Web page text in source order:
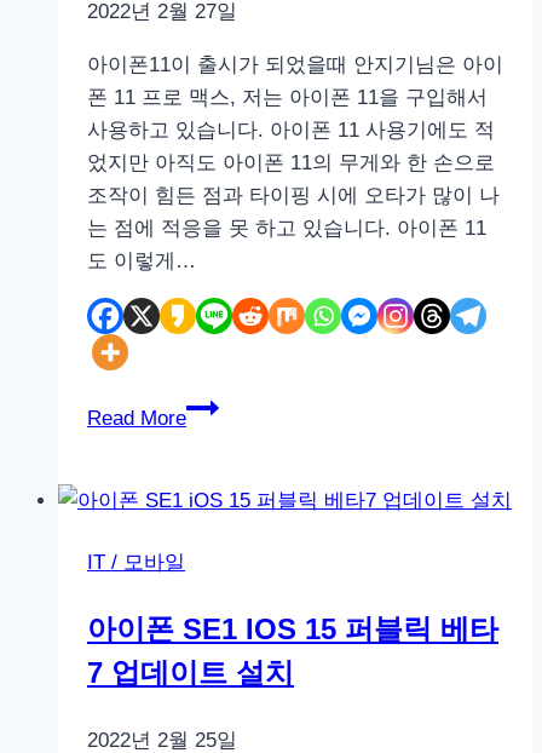
2022년 2월 27일
아이폰11이 출시가 되었을때 안지기님은 아이
폰 11 프로 맥스, 저는 아이폰 11을 구입해서
사용하고 있습니다. 아이폰 11 사용기에도 적
었지만 아직도 아이폰 11의 무게와 한 손으로
조작이 힘든 점과 타이핑 시에 오타가 많이 나
는 점에 적응을 못 하고 있습니다. 아이폰 11
도 이렇게…
Read More
모
틱
링
사
기
IT / 모바일
아이폰 SE1 IOS 15 퍼블릭 베타
7 업데이트 설치
2022년 2월 25일